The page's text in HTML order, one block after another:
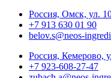
Россия, Омск, ул.
+7 913 630 01 90
belov.s@neos-
Россия, Кемерово,
+7 923-608-27-47